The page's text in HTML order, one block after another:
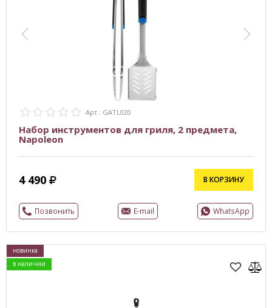
Арт.: GATL020
Набор инструментов для гриля, 2 предмета,
Napoleon
4 490 В КОРЗИНУ
Позвонить E-mail WhatsApp
новинка
в наличии